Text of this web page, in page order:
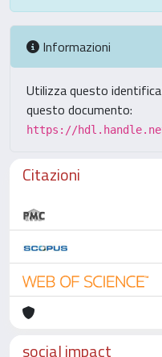
Informazioni
Utilizza questo
questo documento:
https://
Citazioni
social impact